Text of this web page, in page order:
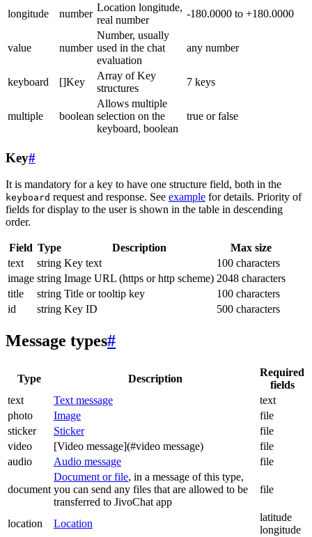
longitude
number
Location longitude,
real number
-180.0000 to +180.0000
value number
Number, usually
used in the chat
evaluation
any number
keyboard []Key
Array of Key
structures
7 keys
multiple boolean
Allows multiple
selection on the
keyboard, boolean
true or false
Key#
It is mandatory for a key to have one structure field, both in the
keyboard request and response. See example for details. Priority of
fields for display to the user is shown in the table in descending
order.
Field Type Description
Max size
text
string Key text
100 characters
image string Image URL (https or http scheme) 2048 characters
title
string Title or tooltip key
100 characters
id
string Key ID 500 characters
Message types#
Type Description
Required
fields
text
Text message
text
photo
Image
file
sticker
Sticker
file
video
[Video message](#video message)
file
audio
Audio message file
document
Document or file, in a message of this type,
you can send any files that are allowed to be
transferred to JivoChat app
file
location Location
latitude
longitude